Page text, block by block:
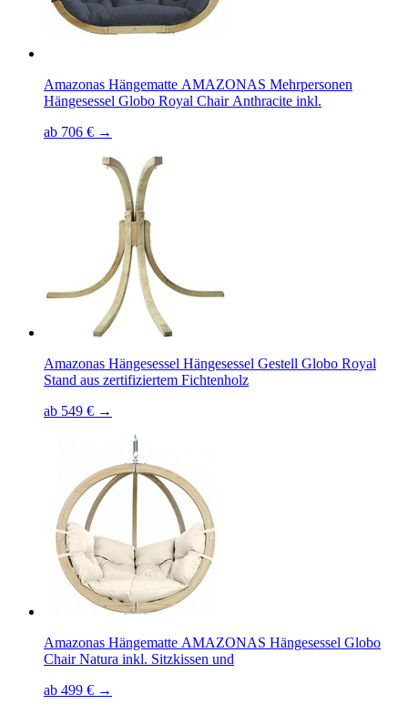
Amazonas Hängematte AMAZONAS Mehrpersonen
Hängesessel Globo Royal Chair Anthracite inkl.
ab 706 € →
Amazonas Hängesessel Hängesessel Gestell Globo Royal
Stand aus zertifiziertem Fichtenholz
ab 549 € →
Amazonas Hängematte AMAZONAS Hängesessel Globo
Chair Natura inkl. Sitzkissen und
ab 499 € →